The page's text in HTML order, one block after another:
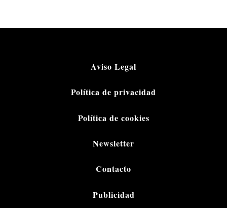
Aviso Legal
Política de privacidad
Política de cookies
Newsletter
Contacto
Publicidad